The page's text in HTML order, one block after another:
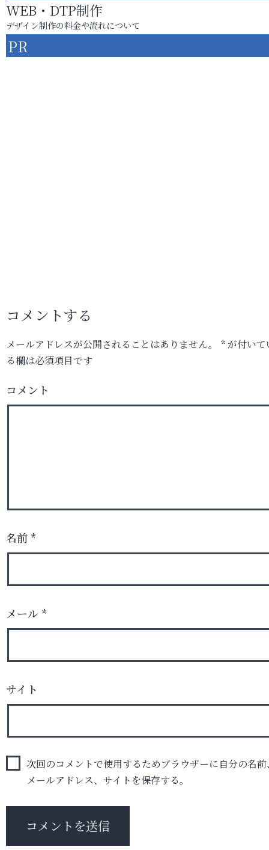
WEB・DTP制作
デザイン制作の料金や流れについて
PR
コメントする
メールアドレスが公開されることはありません。 *が付いて
る欄は必須項目です
コメント
名前 *
メール *
サイト
次回のコメントで使用するためブラウザーに自分の名前
メールアドレス、サイトを保存する。